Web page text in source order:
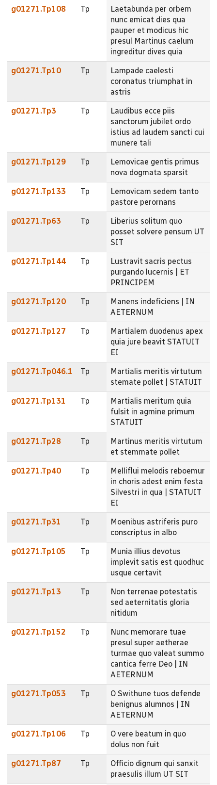
g01271.Tp108 Tp
Laetabunda per orbem
nunc emicat dies qua
pauper et modicus hic
presul Martinus caelum
ingreditur dives quia
g01271.Tp10 Tp
Lampade caelesti
coronatus triumphat in
astris
g01271.Tp3 Tp
Laudibus ecce piis
sanctorum jubilet ordo
istius ad laudem sancti cui
munere tali
g01271.Tp129 Tp
Lemovicae gentis primus
nova dogmata sparsit
g01271.Tp133 Tp
Lemovicam sedem tanto
pastore perornans
g01271.Tp63 Tp
Liberius solitum quo
posset solvere pensum UT
SIT
g01271.Tp144 Tp
Lustravit sacris pectus
purgando lucernis | ET
PRINCIPEM
g01271.Tp120 Tp
Manens indeficiens | IN
AETERNUM
g01271.Tp127 Tp
Martialem duodenus apex
quia jure beavit STATUIT
EI
g01271.Tp046.1 Tp
Martialis meritis virtutum
stemate pollet | STATUIT
g01271.Tp131 Tp
Martialis meritum quia
fulsit in agmine primum
STATUIT
g01271.Tp28 Tp
Martinus meritis virtutum
et stemmate pollet
g01271.Tp40 Tp
Melliflui melodis reboemur
in choris adest enim festa
Silvestri in qua | STATUIT
EI
g01271.Tp31 Tp
Moenibus astriferis puro
conscriptus in albo
g01271.Tp105 Tp
Munia illius devotus
implevit satis est quodhuc
usque certavit
g01271.Tp13 Tp
Non terrenae potestatis
sed aeternitatis gloria
nitidum
g01271.Tp152 Tp
Nunc memorare tuae
presul super aetherae
turmae quo valeat summo
cantica ferre Deo | IN
AETERNUM
g01271.Tp053 Tp
O Swithune tuos defende
benignus alumnos | IN
AETERNUM
g01271.Tp106 Tp
O vere beatum in quo
dolus non fuit
g01271.Tp87 Tp
Officio dignum qui sanxit
praesulis illum UT SIT